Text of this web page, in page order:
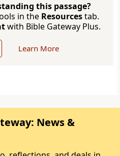
this passage?
in the Resourcestab.
with Bible Gateway Plus.
Learn More
News &